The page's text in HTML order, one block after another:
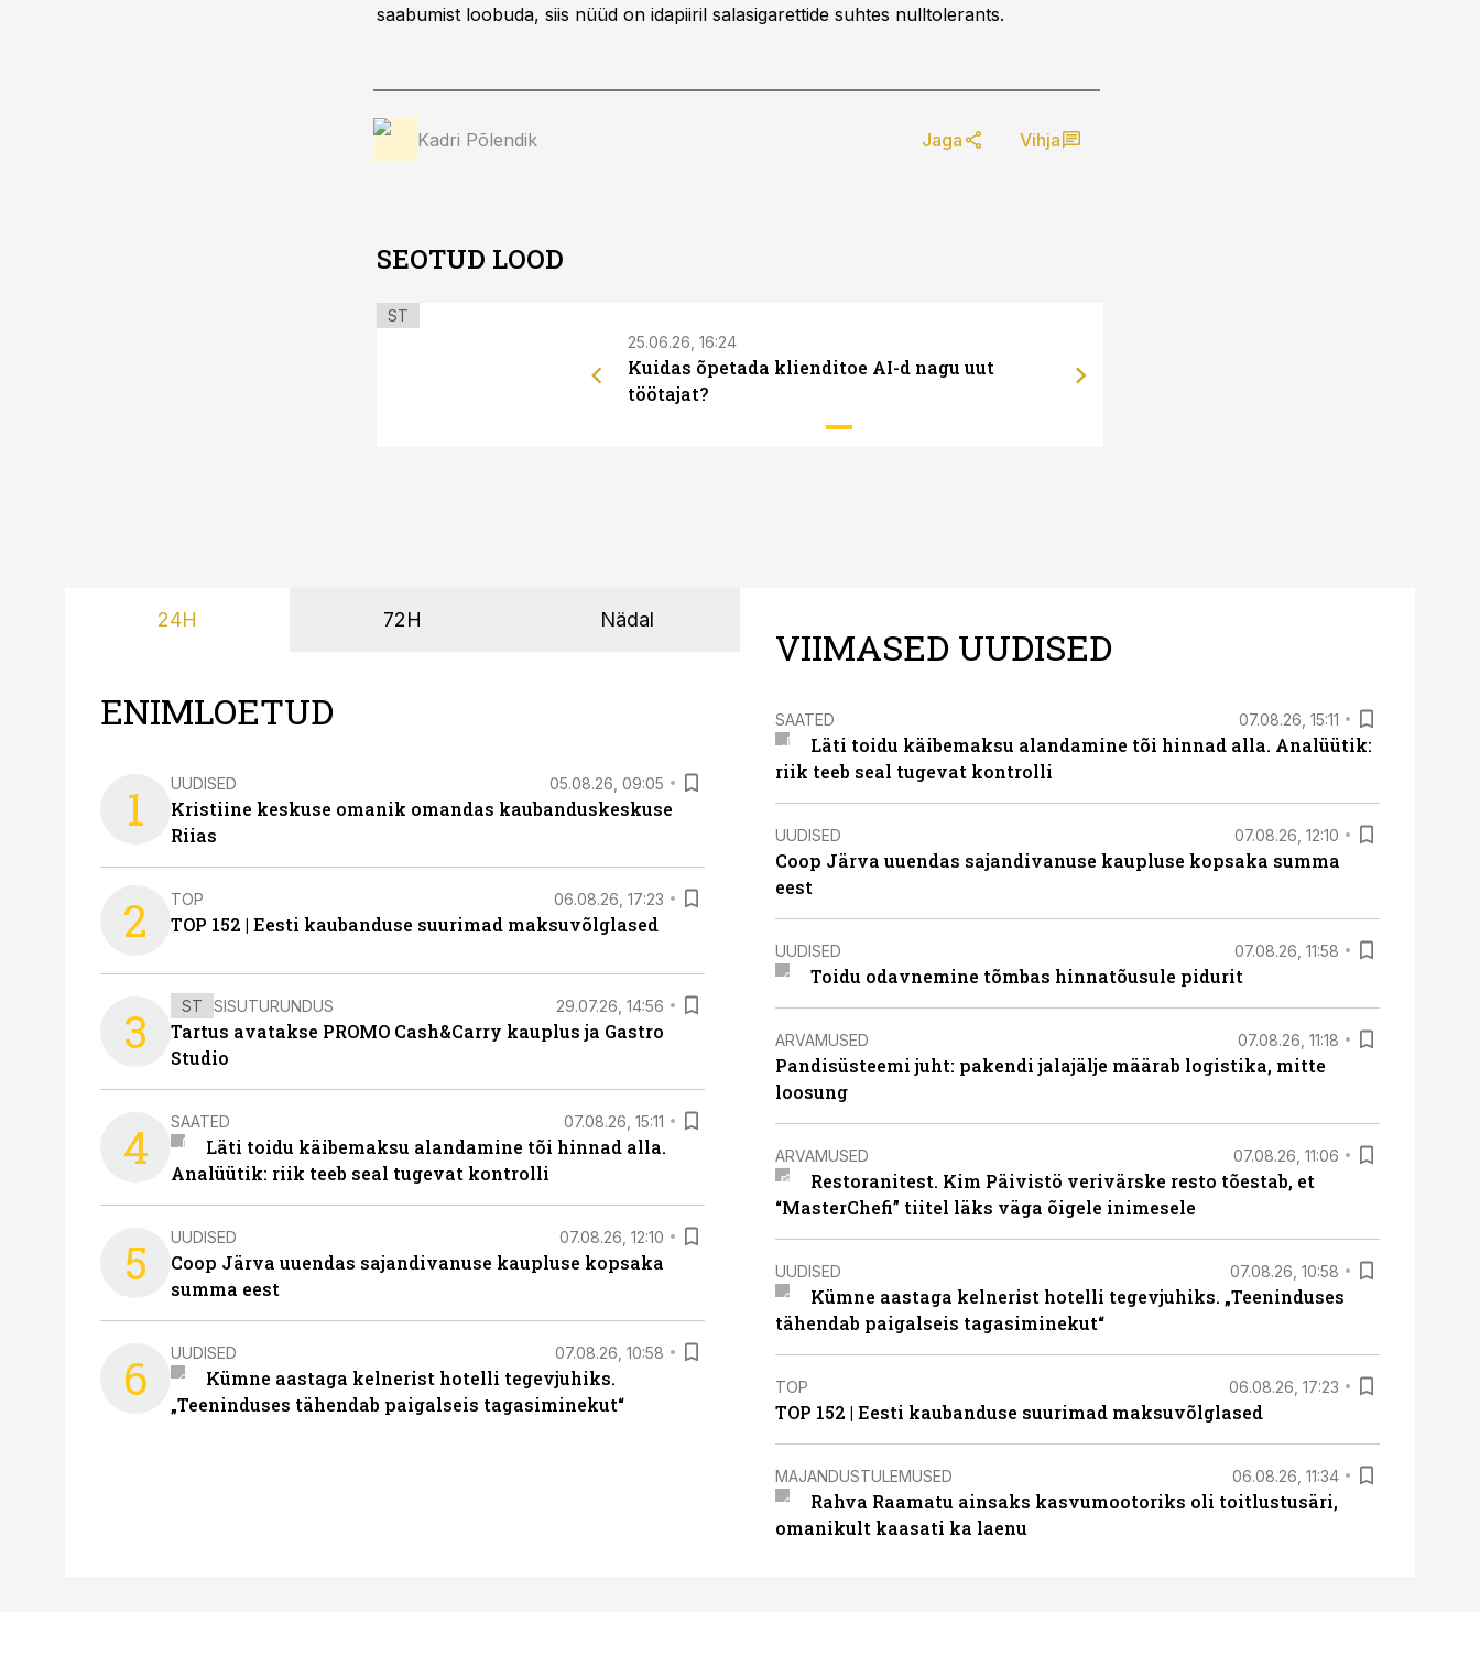
saabumist loobuda, siis nüüd on idapiiril salasigarettide suhtes nulltolerants.
Kadri Põlendik Jaga Vihja
SEOTUD LOOD
ST
25.06.26, 16:24
Kuidas õpetada klienditoe AI-d nagu uut
töötajat?
24H 72H Nädal
ENIMLOETUD
1 UUDISED 05.08.26, 09:05
Kristiine keskuse omanik omandas kaubanduskeskuse
Riias
2 TOP 06.08.26, 17:23
TOP 152 | Eesti kaubanduse suurimad maksuvõlglased
3 ST SISUTURUNDUS 29.07.26, 14:56
Tartus avatakse PROMO Cash&Carry kauplus ja Gastro
Studio
4 SAATED 07.08.26, 15:11
Läti toidu käibemaksu alandamine tõi hinnad alla.
Analüütik: riik teeb seal tugevat kontrolli
5 UUDISED 07.08.26, 12:10
Coop Järva uuendas sajandivanuse kaupluse kopsaka
summa eest
6 UUDISED 07.08.26, 10:58
Kümne aastaga kelnerist hotelli tegevjuhiks.
„Teeninduses tähendab paigalseis tagasiminekut“
VIIMASED UUDISED
SAATED 07.08.26, 15:11
Läti toidu käibemaksu alandamine tõi hinnad alla. Analüütik:
riik teeb seal tugevat kontrolli
UUDISED 07.08.26, 12:10
Coop Järva uuendas sajandivanuse kaupluse kopsaka summa
eest
UUDISED 07.08.26, 11:58
Toidu odavnemine tõmbas hinnatõusule pidurit
ARVAMUSED 07.08.26, 11:18
Pandisüsteemi juht: pakendi jalajälje määrab logistika, mitte
loosung
ARVAMUSED 07.08.26, 11:06
Restoranitest. Kim Päivistö verivärske resto tõestab, et
“MasterChefi” tiitel läks väga õigele inimesele
UUDISED 07.08.26, 10:58
Kümne aastaga kelnerist hotelli tegevjuhiks. „Teeninduses
tähendab paigalseis tagasiminekut“
TOP 06.08.26, 17:23
TOP 152 | Eesti kaubanduse suurimad maksuvõlglased
MAJANDUSTULEMUSED 06.08.26, 11:34
Rahva Raamatu ainsaks kasvumootoriks oli toitlustusäri,
omanikult kaasati ka laenu